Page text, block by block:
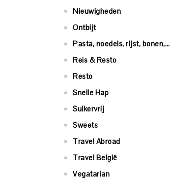
Nieuwigheden
Ontbijt
Pasta, noedels, rijst, bonen,…
Reis & Resto
Resto
Snelle Hap
Suikervrij
Sweets
Travel Abroad
Travel België
Vegatarian